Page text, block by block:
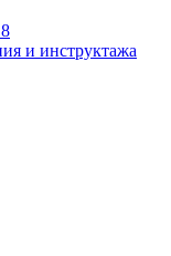
и инструктажа